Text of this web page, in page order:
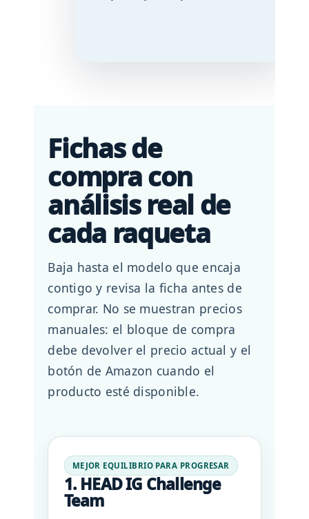
Fichas de
compra con
análisis real de
cada raqueta
Baja hasta el modelo que encaja
contigo y revisa la ficha antes de
comprar. No se muestran precios
manuales: el bloque de compra
debe devolver el precio actual y el
botón de Amazon cuando el
producto esté disponible.
MEJOR EQUILIBRIO PARA PROGRESAR
1. HEAD IG Challenge
Team